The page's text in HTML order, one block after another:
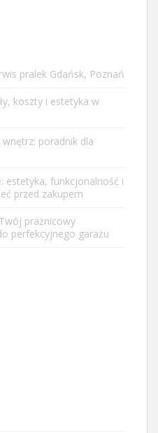
pralek Gdańsk, Poznań
koszty i estetyka w
poradnik dla
estetyka, funkcjonalność i
przed zakupem
prażnicowy
perfekcyjnego garażu